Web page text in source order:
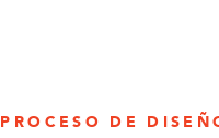
PROCESO DE